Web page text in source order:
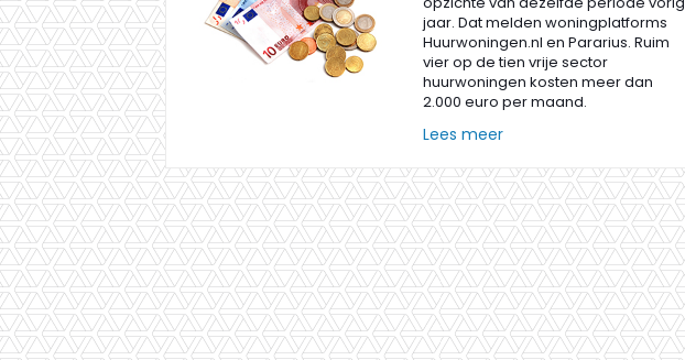
jaar. Dat melden woningplatforms
Huurwoningen.nl en Pararius. Ruim
vier op de tien vrije sector
huurwoningen kosten meer dan
2.000 euro per maand.
Lees meer